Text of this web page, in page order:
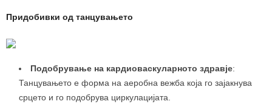
Придобивки од танцувањето
Подобрување на кардиоваскуларното здравје:
Танцувањето е форма на аеробна вежба која го зајакнува
срцето и го подобрува циркулацијата.